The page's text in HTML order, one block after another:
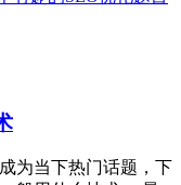
为当下热门话题，下